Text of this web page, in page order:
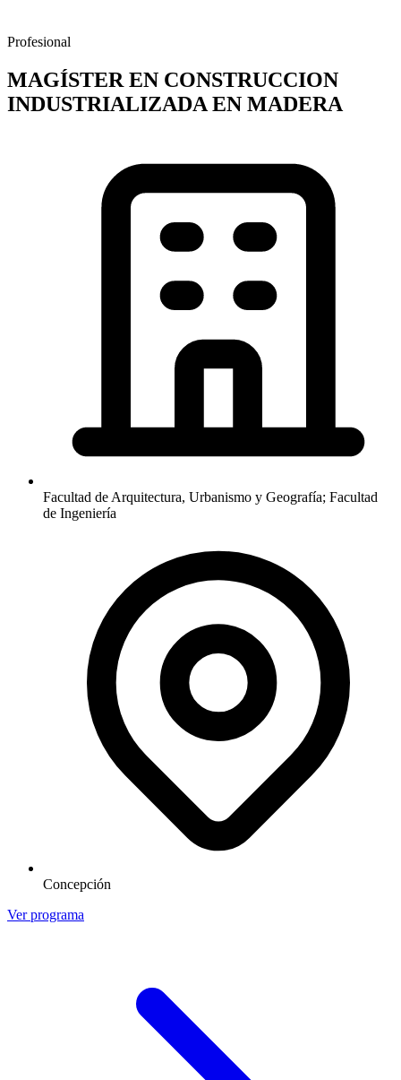
Profesional
MAGÍSTER EN CONSTRUCCION
INDUSTRIALIZADA EN MADERA
Facultad de Arquitectura, Urbanismo y Geografía; Facultad
de Ingeniería
Concepción
Ver programa